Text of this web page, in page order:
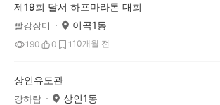
제19회 달서 하프마라톤 대회
빨강장미 이곡1동
190 0 1 10개월 전
상인유도관
강하람 상인1동